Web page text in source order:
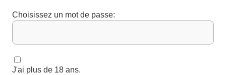
Choisissez un mot de passe:
J'ai plus de 18 ans.